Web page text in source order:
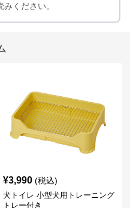
ください。
¥3,990 (税込)
犬トイレ 小型犬用トレーニング
トレー付き